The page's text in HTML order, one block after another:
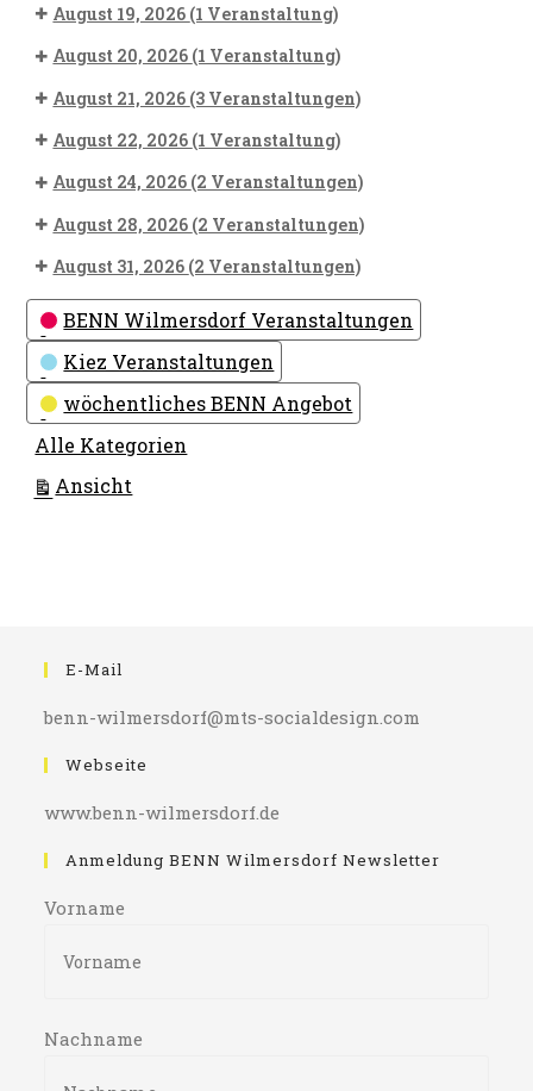
August 19, 2026 (1 Veranstaltung)
August 20, 2026 (1 Veranstaltung)
August 21, 2026 (3 Veranstaltungen)
August 22, 2026 (1 Veranstaltung)
August 24, 2026 (2 Veranstaltungen)
August 28, 2026 (2 Veranstaltungen)
August 31, 2026 (2 Veranstaltungen)
Kategorien
BENN Wilmersdorf Veranstaltungen
Kiez Veranstaltungen
wöchentliches BENN Angebot
Alle Kategorien
Ansicht
E-Mail
benn-wilmersdorf@mts-socialdesign.com
Webseite
www.benn-wilmersdorf.de
Anmeldung BENN Wilmersdorf Newsletter
Vorname
Nachname